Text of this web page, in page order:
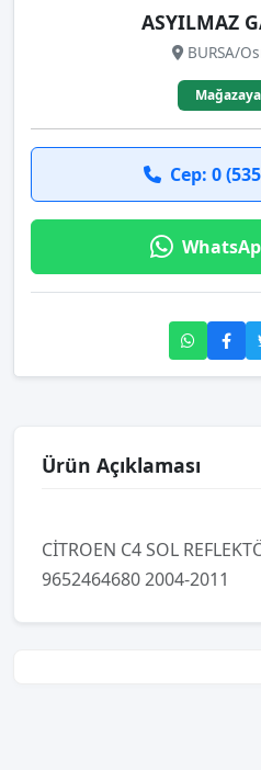
ASYILMAZ
BURSA/
Cep: 0
Ürün Açıklaması
CİTROEN C4 SOL
9652464680 2004-2011